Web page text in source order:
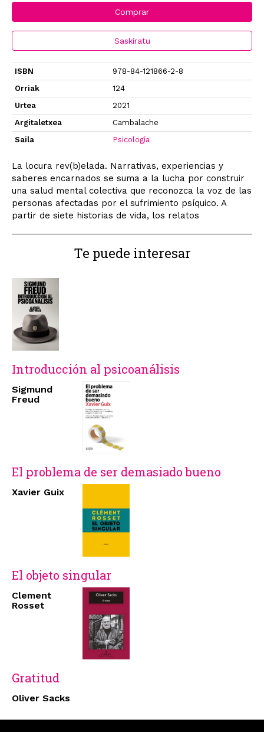
Comprar
Saskiratu
ISBN
978-84-121866-2-8
Orriak
124
Urtea
2021
Argitaletxea
Cambalache
Saila
Psicología
La locura rev(b)elada. Narrativas, experiencias y
saberes encarnados se suma a la lucha por construir
una salud mental colectiva que reconozca la voz de las
personas afectadas por el sufrimiento psíquico. A
partir de siete historias de vida, los relatos
Te puede interesar
Introducción al psicoanálisis
Sigmund
Freud
El problema de ser demasiado bueno
Xavier Guix
El objeto singular
Clement
Rosset
Gratitud
Oliver Sacks